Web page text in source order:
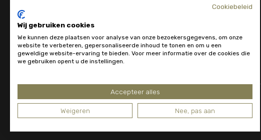
Cookiebeleid
Wij gebruiken cookies
We kunnen deze plaatsen voor analyse van onze bezoekersgegevens, om onze
website te verbeteren, gepersonaliseerde inhoud te tonen en om u een
geweldige website-ervaring te bieden. Voor meer informatie over de cookies die
we gebruiken opent u de instellingen.
Accepteer alles
Weigeren Nee, pas aan